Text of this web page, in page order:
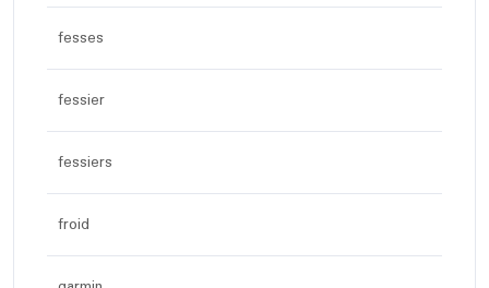
fesses
fessier
fessiers
froid